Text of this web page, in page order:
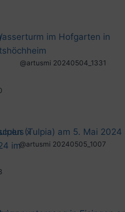
@artusmi 20240504_1331
@artusmi 20240505_1007